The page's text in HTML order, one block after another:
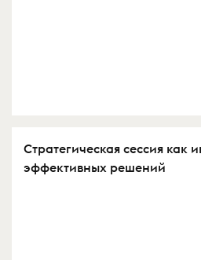
Стратегическая сессия как
эффективных решений